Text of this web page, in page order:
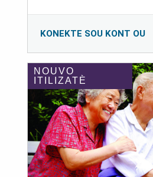
KONEKTE SOU KONT OU
NOUVO
ITILIZATÈ